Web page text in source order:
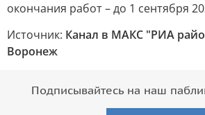
окончания работ – до 1 сентября
Источник: Канал в МАКС "РИА
Воронеж
Подписывайтесь на наш